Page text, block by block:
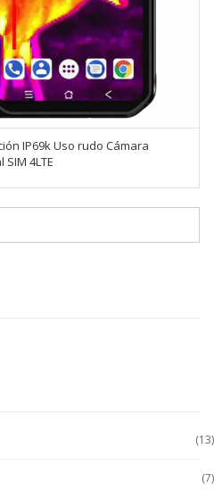
IP69k Uso rudo Cámara
SIM 4LTE
(13)
(7)